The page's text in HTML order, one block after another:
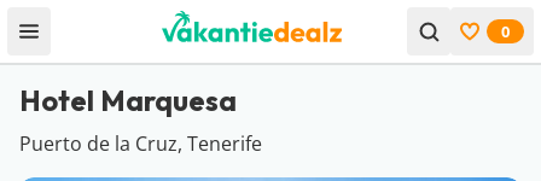
Open menu Bekijk
0
Hotel Marquesa
Puerto de la Cruz, Tenerife